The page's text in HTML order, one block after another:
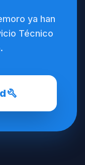
ya han
Técnico
build